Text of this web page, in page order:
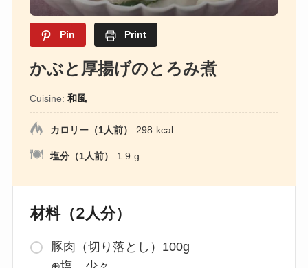
Pin Print
かぶと厚揚げのとろみ煮
Cuisine: 和風
カロリー（1人前） 298 kcal
塩分（1人前） 1.9 g
材料（2人分）
豚肉（切り落とし）100g